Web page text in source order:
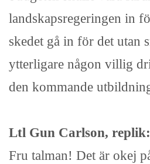
landskapsregeringen in
skedet gå in för det utan
ytterligare någon villig
den kommande
Ltl Gun Carlson, replik:
Fru talman! Det är okej